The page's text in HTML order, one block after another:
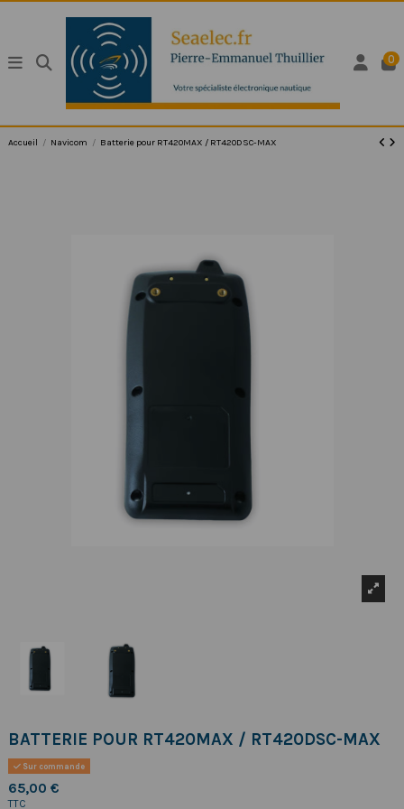
0
Accueil Navicom Batterie pour RT420MAX / RT420DSC-MAX
BATTERIE POUR RT420MAX / RT420DSC-MAX
Sur commande
65,00 €
TTC